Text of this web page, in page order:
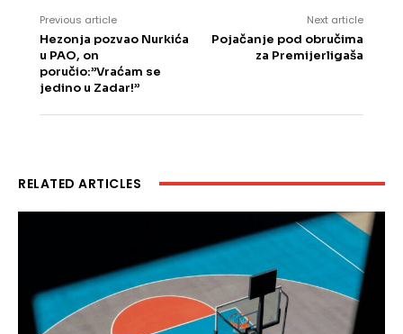
Previous article
Hezonja pozvao Nurkića
u PAO, on
poručio:”Vraćam se
jedino u Zadar!”
Next article
Pojačanje pod obručima
za Premijerligaša
RELATED ARTICLES